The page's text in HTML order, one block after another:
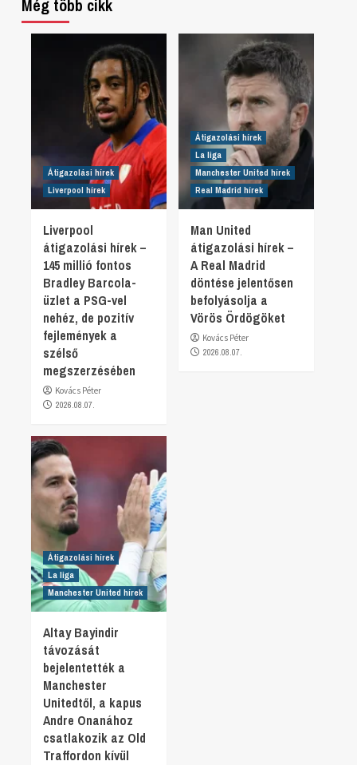
Még több cikk
Átigazolási hírek
Liverpool hírek
Liverpool
átigazolási hírek –
145 millió fontos
Bradley Barcola-
üzlet a PSG-vel
nehéz, de pozitív
fejlemények a
szélső
megszerzésében
Kovács Péter
2026.08.07.
Átigazolási hírek
La liga
Manchester United hírek
Real Madrid hírek
Man United
átigazolási hírek –
A Real Madrid
döntése jelentősen
befolyásolja a
Vörös Ördögöket
Kovács Péter
2026.08.07.
Átigazolási hírek
La liga
Manchester United hírek
Altay Bayindir
távozását
bejelentették a
Manchester
Unitedtől, a kapus
Andre Onanához
csatlakozik az Old
Traffordon kívül